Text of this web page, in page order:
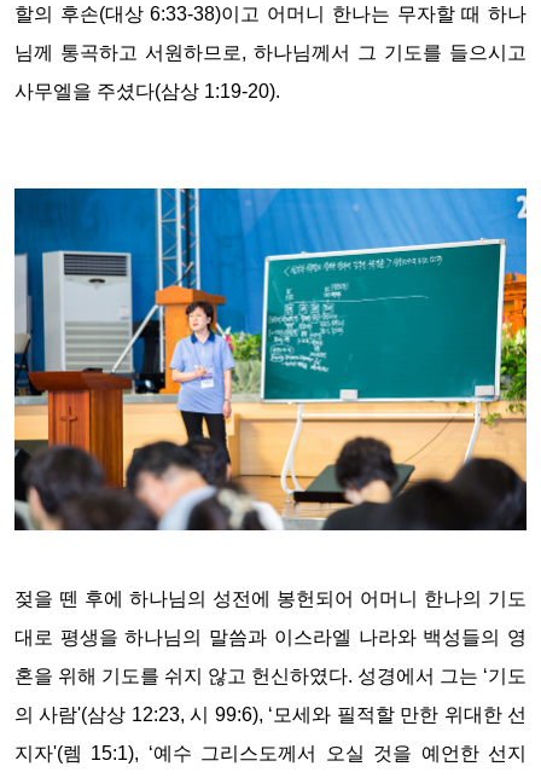
할의 후손(대상 6:33-38)이고 어머니 한나는 무자할 때 하나
님께 통곡하고 서원하므로, 하나님께서 그 기도를 들으시고
사무엘을 주셨다(삼상 1:19-20).
젖을 뗀 후에 하나님의 성전에 봉헌되어 어머니 한나의 기도
대로 평생을 하나님의 말씀과 이스라엘 나라와 백성들의 영
혼을 위해 기도를 쉬지 않고 헌신하였다. 성경에서 그는 ‘기도
의 사람'(삼상 12:23, 시 99:6), ‘모세와 필적할 만한 위대한 선
지자'(렘 15:1), ‘예수 그리스도께서 오실 것을 예언한 선지